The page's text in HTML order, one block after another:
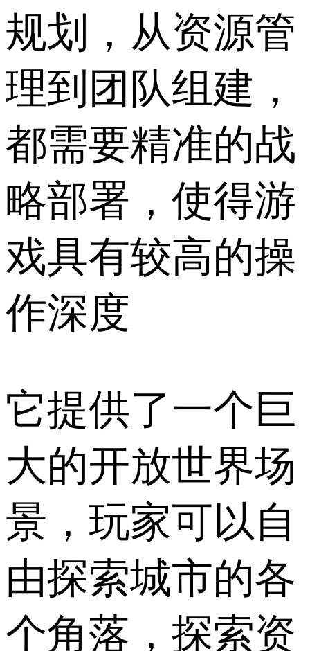
规划，从资源管
理到团队组建，
都需要精准的战
略部署，使得游
戏具有较高的操
作深度
它提供了一个巨
大的开放世界场
景，玩家可以自
由探索城市的各
个角落，探索资